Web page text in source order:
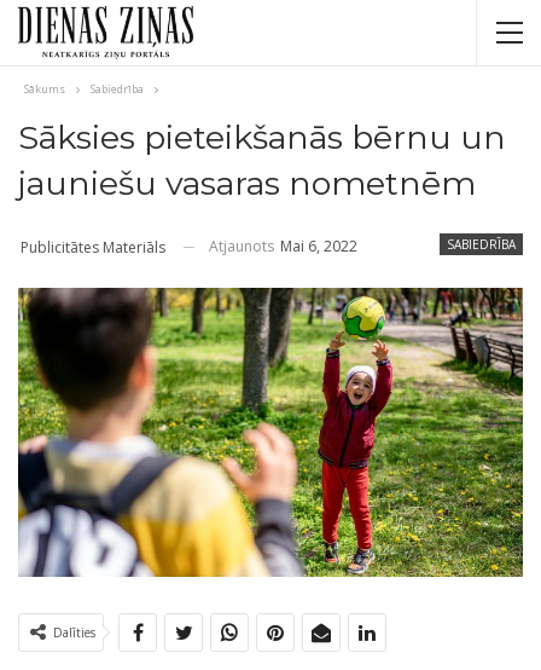
Sākums Sabiedrība
Sāksies pieteikšanās bērnu un
jauniešu vasaras nometnēm
SABIEDRĪBA
Publicitātes Materiāls Atjaunots Mai 6, 2022
Dalīties